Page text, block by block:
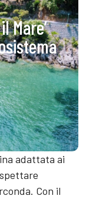
adattata ai
Con il
Mare’